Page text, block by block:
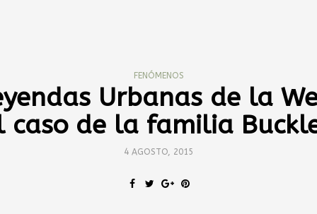
FENÓMENOS
Urbanas de la
caso de la familia
4 AGOSTO, 2015